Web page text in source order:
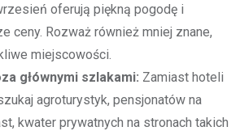
oferują piękną pogodę i
ceny. Rozważ również mniej znane,
miejscowości.
głównymi szlakami: Zamiast hoteli
agroturystyk, pensjonatów na
kwater prywatnych na stronach takich